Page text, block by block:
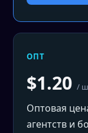
ОПТ
$1.20 /
Оптовая
агентств и